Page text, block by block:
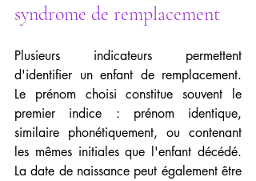
syndrome de remplacement
Plusieurs indicateurs permettent
d'identifier un enfant de remplacement.
Le prénom choisi constitue souvent le
premier indice : prénom identique,
similaire phonétiquement, ou contenant
les mêmes initiales que l'enfant décédé.
La date de naissance peut également être